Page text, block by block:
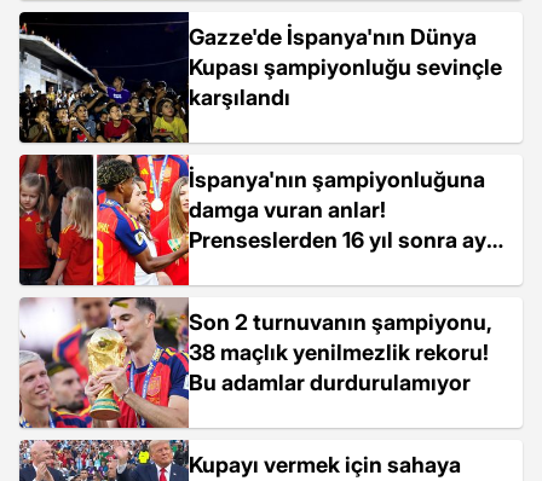
Gazze'de İspanya'nın Dünya
Kupası şampiyonluğu sevinçle
karşılandı
İspanya'nın şampiyonluğuna
damga vuran anlar!
Prenseslerden 16 yıl sonra aynı
Son 2 turnuvanın şampiyonu,
38 maçlık yenilmezlik rekoru!
Bu adamlar durdurulamıyor
Kupayı vermek için sahaya